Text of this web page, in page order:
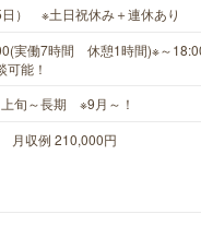
日） ※土日祝休み＋連休あり
実働7時間 休憩1時間)※～
可能！
旬～長期 ※9月～！
月収例 210,000円